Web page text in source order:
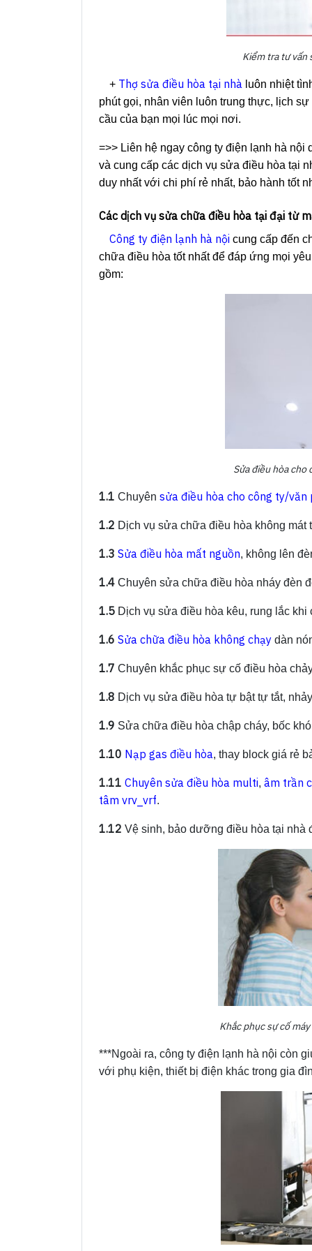
Kiểm tra tư vấn
+ Thợ sửa điều hòa tại nhà luôn nhiệt
phút gọi, nhân viên luôn trung thực, lịch
cầu của bạn mọi lúc mọi nơi.
=>> Liên hệ ngay công ty điện lạnh hà nội
và cung cấp các dịch vụ sửa điều hòa tại
duy nhất với chi phí rẻ nhất, bảo hành tốt
Các dịch vụ sửa chữa điều hòa tại đại từ
Công ty điện lạnh hà nội cung cấp đến
chữa điều hòa tốt nhất để đáp ứng mọi
gồm:
Sửa điều hòa cho
1.1 Chuyên sửa điều hòa cho công ty/văn
1.2 Dịch vụ sửa chữa điều hòa không mát
1.3 Sửa điều hòa mất nguồn, không lên
1.4 Chuyên sửa chữa điều hòa nháy đèn
1.5 Dịch vụ sửa điều hòa kêu, rung lắc khi
1.6 Sửa chữa điều hòa không chạy dàn
1.7 Chuyên khắc phục sự cố điều hòa
1.8 Dịch vụ sửa điều hòa tự bật tự tắt,
1.9 Sửa chữa điều hòa chập cháy, bốc
1.10 Nạp gas điều hòa, thay block giá rẻ
1.11 Chuyên sửa điều hòa multi, âm trần
tâm vrv_vrf.
1.12 Vệ sinh, bảo dưỡng điều hòa tại nhà
Khắc phục sự cố
***Ngoài ra, công ty điện lạnh hà nội còn
với phụ kiện, thiết bị điện khác trong gia